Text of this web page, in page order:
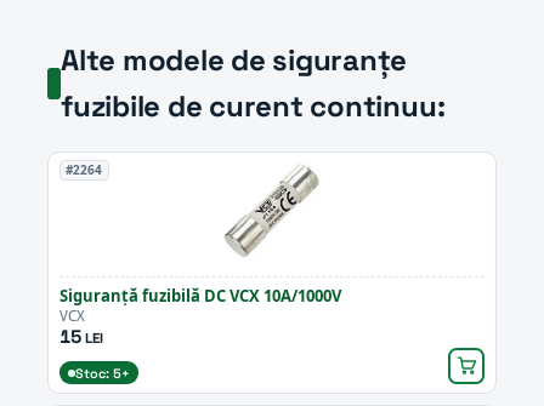
Alte modele de siguranțe
fuzibile de curent continuu:
#2264
Siguranță fuzibilă DC VCX 10A/1000V
VCX
15LEI
Stoc: 5+